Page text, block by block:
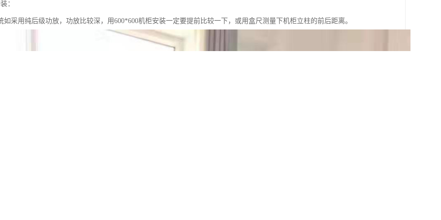
：
如采用纯后级功放，功放比较深，用600*600机柜安装一定要提前比较一下，或用盒尺测量下机柜立柱的前后距离。